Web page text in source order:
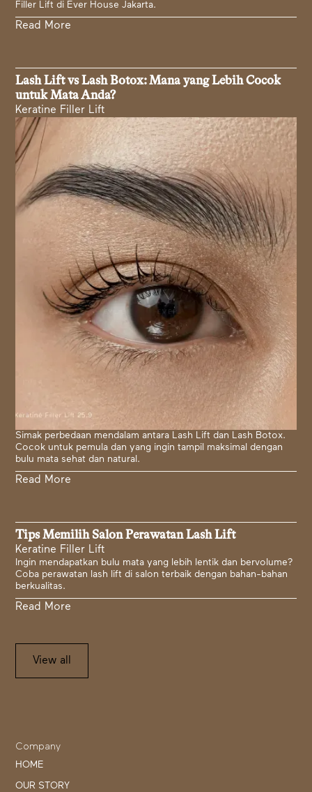
Filler Lift di Ever House Jakarta.
Read More
Lash Lift vs Lash Botox: Mana yang Lebih Cocok
untuk Mata Anda?
Keratine Filler Lift
Simak perbedaan mendalam antara Lash Lift dan Lash Botox.
Cocok untuk pemula dan yang ingin tampil maksimal dengan
bulu mata sehat dan natural.
Read More
Tips Memilih Salon Perawatan Lash Lift
Keratine Filler Lift
Ingin mendapatkan bulu mata yang lebih lentik dan bervolume?
Coba perawatan lash lift di salon terbaik dengan bahan-bahan
berkualitas.
Read More
View all
Company
HOME
OUR STORY